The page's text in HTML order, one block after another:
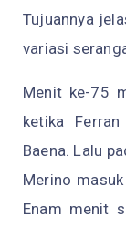
Tujuannya
variasi
Menit ke-75
ketika
Baena. Lalu
Merino
Enam menit